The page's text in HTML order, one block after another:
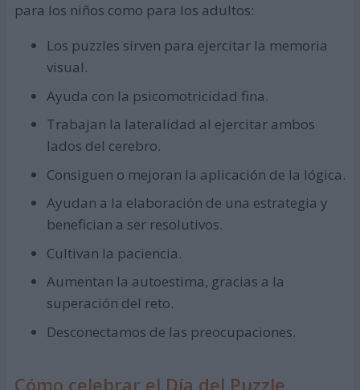
para los niños como para los adultos:
Los puzzles sirven para ejercitar la memoria
visual.
Ayuda con la psicomotricidad fina.
Trabajan la lateralidad al ejercitar ambos
lados del cerebro.
Consiguen o mejoran la aplicación de la lógica.
Ayudan a la elaboración de una estrategia y
benefician a ser resolutivos.
Cultivan la paciencia.
Aumentan la autoestima, gracias a la
superación del reto.
Desconectamos de las preocupaciones.
Cómo celebrar el Día del Puzzle